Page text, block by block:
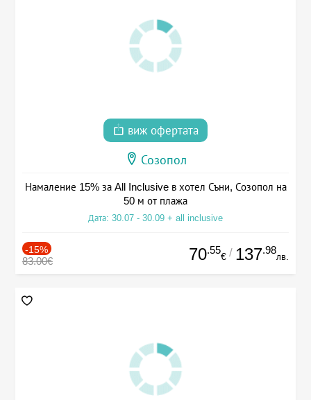
виж офертата
Созопол
Намаление 15% за All Inclusive в хотел Съни, Созопол на
50 м от плажа
Дата: 30.07 - 30.09 + all inclusive
-15%
83.00€ 70.55
€ / 137.98
лв.